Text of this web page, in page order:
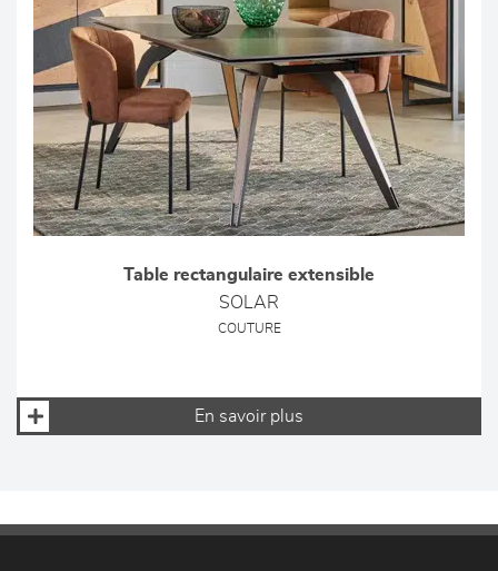
Table rectangulaire extensible
SOLAR
COUTURE
En savoir plus